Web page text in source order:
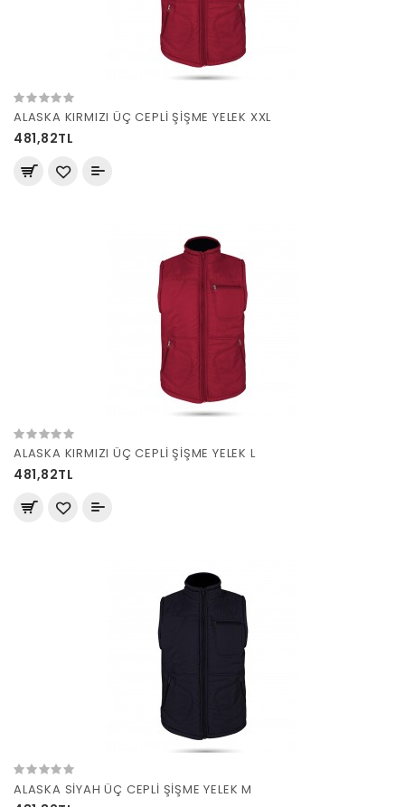
ALASKA KIRMIZI ÜÇ CEPLİ ŞİŞME YELEK XXL
481,82TL
ALASKA KIRMIZI ÜÇ CEPLİ ŞİŞME YELEK L
481,82TL
ALASKA SİYAH ÜÇ CEPLİ ŞİŞME YELEK M